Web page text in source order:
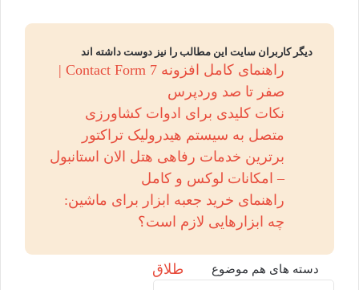
دیگر کاربران سایت این مطالب را نیز دوست داشته اند
راهنمای کامل افزونه Contact Form 7 |
صفر تا صد وردپرس
نکات کلیدی برای ادوات کشاورزی
متصل به سیستم هیدرولیک تراکتور
برترین خدمات رفاهی هتل الان استانبول
– امکانات لوکس و کامل
راهنمای خرید جعبه ابزار برای ماشین:
چه ابزارهایی لازم است؟
دسته های هم موضوع طلاق